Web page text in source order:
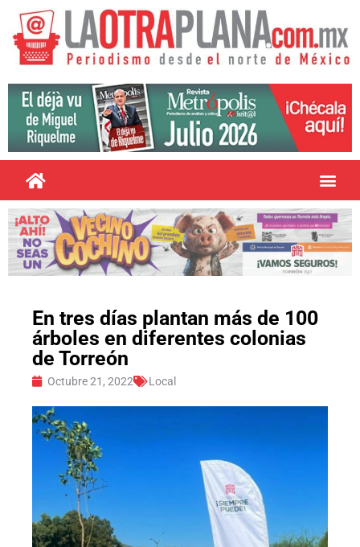
En tres días plantan más de 100
árboles en diferentes colonias
de Torreón
Octubre 21, 2022 Local